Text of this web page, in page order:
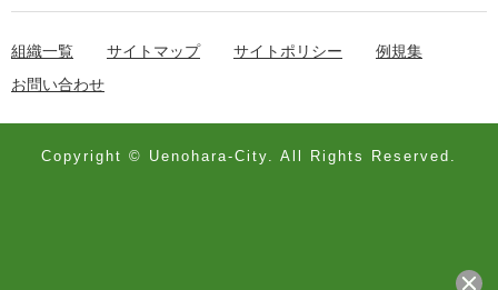
組織一覧 サイトマップ サイトポリシー
例規集
お問い合わせ
Copyright © Uenohara-City. All Rights Reserved.